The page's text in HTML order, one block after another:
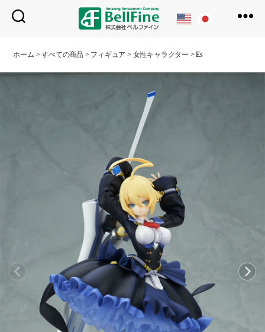
フ
イ
ホーム >すべての商品 > フィギュア > 女性キャラクター >Es